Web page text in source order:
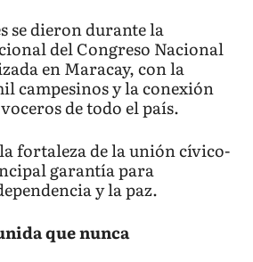
se dieron durante la
del Congreso Nacional
en Maracay, con la
campesinos y la conexión
de todo el país.
fortaleza de la unión cívico-
garantía para
y la paz.
que nunca